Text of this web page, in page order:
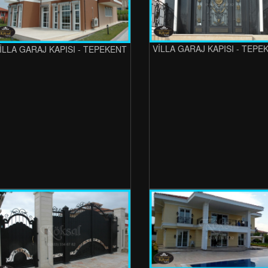
GARAJ KAPISI - TEPEKENT VİLLA GARAJ KAPISI -